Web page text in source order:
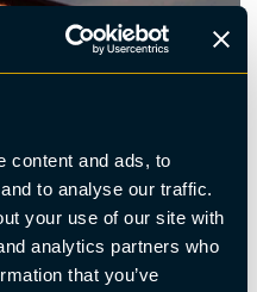
content and ads, to
to analyse our traffic.
your use of our site with
analytics partners who
that you’ve